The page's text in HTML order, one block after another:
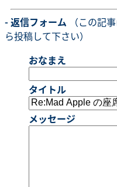
- 返信フォーム （この記
ら投稿して下さい）
おなまえ
タイトル
メッセージ